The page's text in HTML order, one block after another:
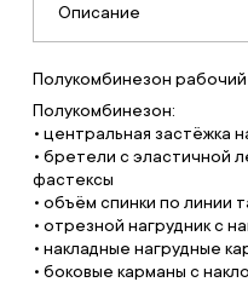
Описание
Полукомбинезон
Полукомбинезон:
• центральная застёжка
• бретели с эластичной
фастексы
• объём спинки по линии
• отрезной нагрудник с
• накладные нагрудные
• боковые карманы с